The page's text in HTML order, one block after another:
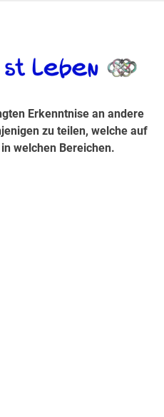
welchen Bereichen.
Erkenntnise an andere
zu teilen, welche auf
welchen Bereichen.